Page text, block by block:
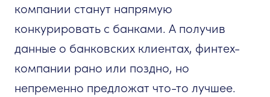
компании станут напрямую
конкурировать с банками. А получив
данные о банковских клиентах, финтех-
компании рано или поздно, но
непременно предложат что-то лучшее.